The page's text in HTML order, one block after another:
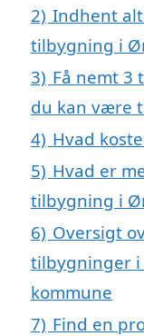
2) Indhent
tilbygning i
3) Få nemt
du kan være
4) Hvad
5) Hvad er
tilbygning i
6) Oversigt
tilbygninger i
kommune
7) Find en